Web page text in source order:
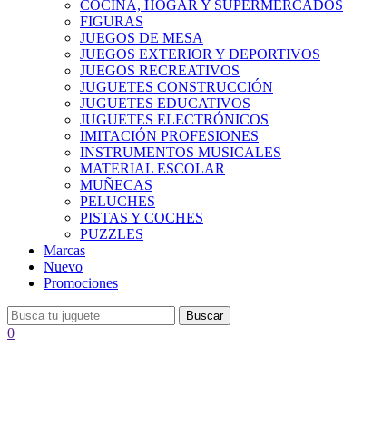
COCINA, HOGAR Y SUPERMERCADOS
FIGURAS
JUEGOS DE MESA
JUEGOS EXTERIOR Y DEPORTIVOS
JUEGOS RECREATIVOS
JUGUETES CONSTRUCCIÓN
JUGUETES EDUCATIVOS
JUGUETES ELECTRÓNICOS
IMITACIÓN PROFESIONES
INSTRUMENTOS MUSICALES
MATERIAL ESCOLAR
MUÑECAS
PELUCHES
PISTAS Y COCHES
PUZZLES
Marcas
Nuevo
Promociones
Buscar
0